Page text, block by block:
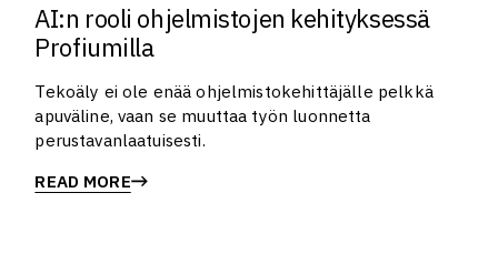
AI:n rooli ohjelmistojen kehityksessä
Profiumilla
Tekoäly ei ole enää ohjelmistokehittäjälle pelkkä
apuväline, vaan se muuttaa työn luonnetta
perustavanlaatuisesti.
READ MORE